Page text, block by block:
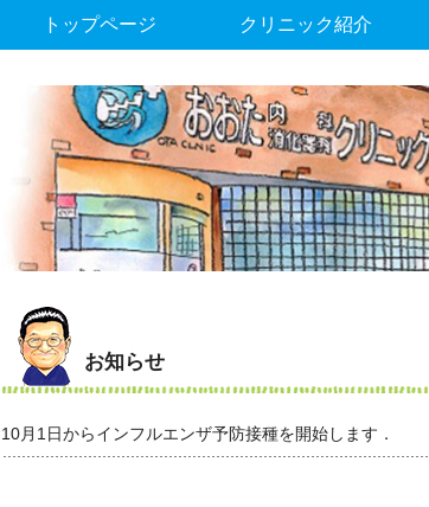
トップページ クリニック紹介
お知らせ
10月1日からインフルエンザ予防接種を開始します．